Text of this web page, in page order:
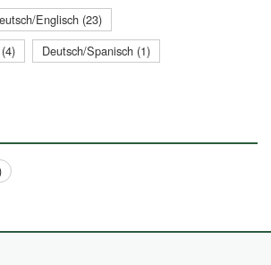
Englisch (23)
Deutsch/Spanisch (1)